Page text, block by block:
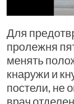
Для
пролежня
менять
кнаружи и
постели, не
врач